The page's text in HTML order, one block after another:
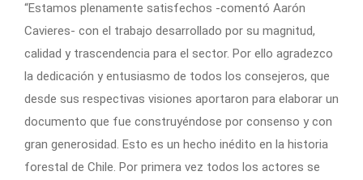
“Estamos plenamente satisfechos -comentó Aarón
Cavieres- con el trabajo desarrollado por su magnitud,
calidad y trascendencia para el sector. Por ello agradezco
la dedicación y entusiasmo de todos los consejeros, que
desde sus respectivas visiones aportaron para elaborar un
documento que fue construyéndose por consenso y con
gran generosidad. Esto es un hecho inédito en la historia
forestal de Chile. Por primera vez todos los actores se